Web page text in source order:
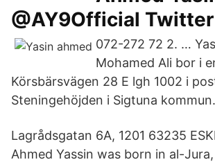
@AY9Official Twitter
072-272 72 2. …
Mohamed Ali bor i
Körsbärsvägen 28 E lgh 1002 i
Steningehöjden i Sigtuna kommun.
Lagrådsgatan 6A, 1201 63235
Ahmed Yassin was born in al-